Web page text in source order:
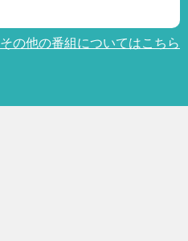
その他の番組についてはこちら